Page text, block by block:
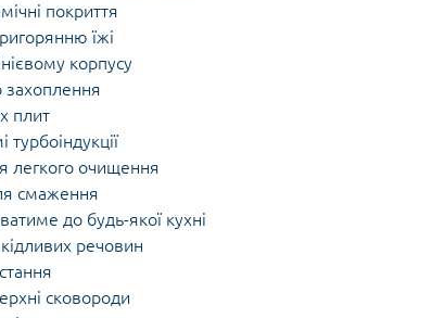
покриття
їжі
корпусу
захоплення
плит
турбоіндукції
легкого очищення
смаження
до будь-якої кухні
речовин
сковороди